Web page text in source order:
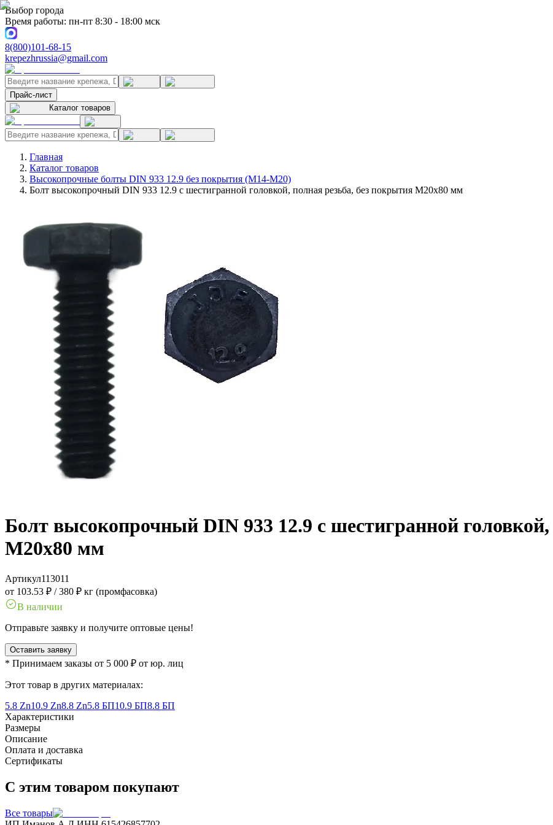
Выбор города
Время работы: пн-пт 8:30 - 18:00 мск
8(800)101-68-15
krepezhrussia@gmail.com
Прайс-лист
Каталог товаров
Главная
Каталог товаров
Высокопрочные болты DIN 933 12.9 без покрытия (M14-M20)
Болт высокопрочный DIN 933 12.9 с шестигранной головкой, полная резьба, без покрытия M20x80 мм
Болт высокопрочный DIN 933 12.9 с шестигранной
M20x80 мм
Артикул113011
от 103.53 ₽ /380 ₽ кг (промфасовка)
В наличии
Отправьте заявку и получите оптовые цены!
Оставить заявку
* Принимаем заказы от 5 000 ₽ от юр. лиц
Этот товар в других материалах:
5.8 Zn10.9 Zn8.8 Zn5.8 БП10.9 БП8.8 БП
Характеристики
Размеры
Описание
Оплата и доставка
Сертификаты
С этим товаром покупают
Все товары